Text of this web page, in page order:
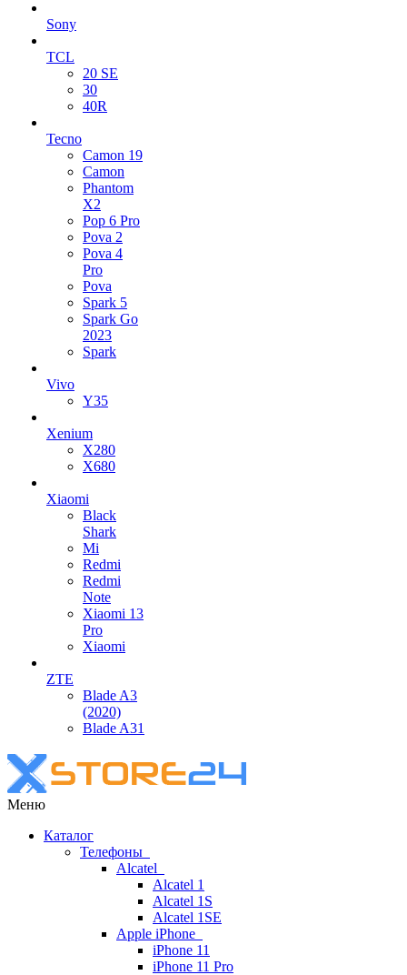
Sony
TCL
20 SE
30
40R
Tecno
Camon 19
Camon
Phantom
X2
Pop 6 Pro
Pova 2
Pova 4
Pro
Pova
Spark 5
Spark Go
2023
Spark
Vivo
Y35
Xenium
X280
X680
Xiaomi
Black
Shark
Mi
Redmi
Redmi
Note
Xiaomi 13
Pro
Xiaomi
ZTE
Blade A3
(2020)
Blade A31
Меню
Каталог
Телефоны
Alcatel
Alcatel 1
Alcatel 1S
Alcatel 1SE
Apple iPhone
iPhone 11
iPhone 11 Pro